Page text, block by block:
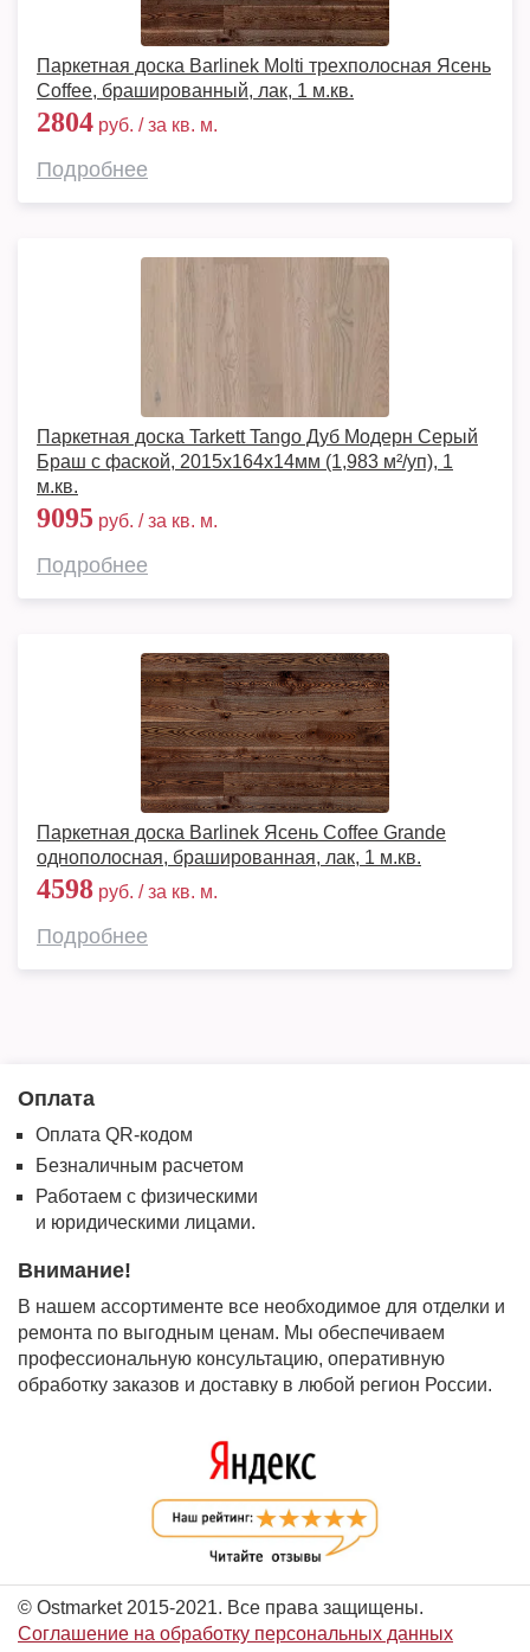
Паркетная доска Barlinek Molti трехполосная Ясень
Coffee, брашированный, лак, 1 м.кв.
2804 руб. / за кв. м.
Подробнее
Паркетная доска Tarkett Tango Дуб Модерн Серый
Браш с фаской, 2015х164х14мм (1,983 м²/уп), 1
м.кв.
9095 руб. / за кв. м.
Подробнее
Паркетная доска Barlinek Ясень Coffee Grande
однополосная, брашированная, лак, 1 м.кв.
4598 руб. / за кв. м.
Подробнее
Оплата
Оплата QR-кодом
Безналичным расчетом
Работаем с физическими
и юридическими лицами.
Внимание!
В нашем ассортименте все необходимое для отделки и
ремонта по выгодным ценам. Мы обеспечиваем
профессиональную консультацию, оперативную
обработку заказов и доставку в любой регион России.
© Ostmarket 2015-2021. Все права защищены.
Соглашение на обработку персональных данных